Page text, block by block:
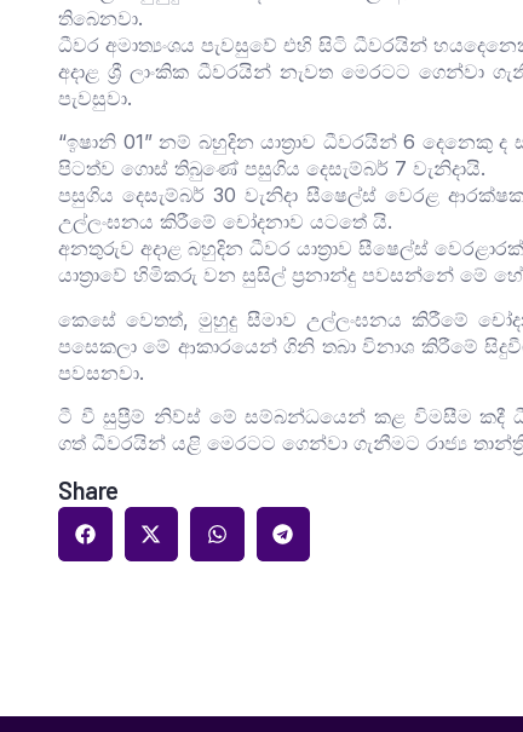
තිබෙනවා.
ධීවර අමාත්‍යංශය පැවසුවේ එහි සිටි ධීවරයින්
අදාළ ශ්‍රී ලාංකික ධීවරයින් නැවත මෙරටට ගෙන්වා
පැවසුවා.
“ඉෂානි 01” නම් බහුදින යාත්‍රාව ධීවරයින් 6
පිටත්ව ගොස් තිබුණේ පසුගිය දෙසැම්බර් 7 වැනිදායි.
පසුගිය දෙසැම්බර් 30 වැනිදා සීෂෙල්ස් වෙරළ
උල්ලංඝනය කිරීමේ චෝදනාව යටතේ යි.
අනතුරුව අදාළ බහුදින ධීවර යාත්‍රාව සීෂෙල්ස්
යාත්‍රාවේ හිමිකරු වන සුසිල් ප්‍රනාන්දු පවසන්නේ
කෙසේ වෙතත්, මුහුදු සීමාව උල්ලංඝනය කිරීමේ
පසෙකලා මේ ආකාරයෙන් ගිනි තබා විනාශ කිරීමේ
පවසනවා.
ටී වී සුප්‍රීම් නිව්ස් මේ සම්බන්ධයෙන් කළ විමසීම කදී
ගත් ධීවරයින් යළි මෙරටට ගෙන්වා ගැනීමට රාජ්‍ය
Share